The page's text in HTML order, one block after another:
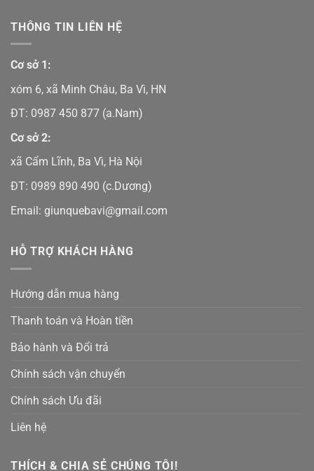
THÔNG TIN LIÊN HỆ
Cơ sở 1:
xóm 6, xã Minh Châu, Ba Vì, HN
ĐT: 0987 450 877 (a.Nam)
Cơ sở 2:
xã Cẩm Lĩnh, Ba Vì, Hà Nội
ĐT: 0989 890 490 (c.Dương)
Email: giunquebavi@gmail.com
HỖ TRỢ KHÁCH HÀNG
Hướng dẫn mua hàng
Thanh toán và Hoàn tiền
Bảo hành và Đổi trả
Chính sách vận chuyển
Chính sách Ưu đãi
Liên hệ
THÍCH & CHIA SẺ CHÚNG TÔI!